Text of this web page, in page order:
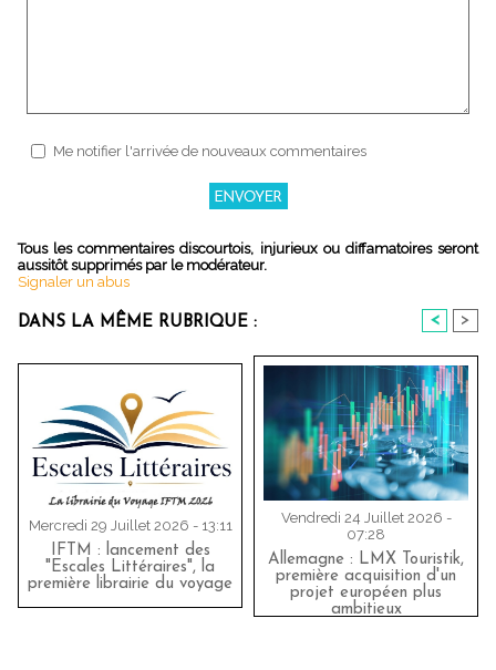
Me notifier l'arrivée de nouveaux commentaires
Tous les commentaires discourtois, injurieux ou diffamatoires seront
aussitôt supprimés par le modérateur.
Signaler un abus
DANS LA MÊME RUBRIQUE : < >
Mercredi 29 Juillet 2026 - 13:11
IFTM : lancement des
"Escales Littéraires", la
première librairie du voyage
Vendredi 24 Juillet 2026 -
07:28
Allemagne : LMX Touristik,
première acquisition d'un
projet européen plus
ambitieux